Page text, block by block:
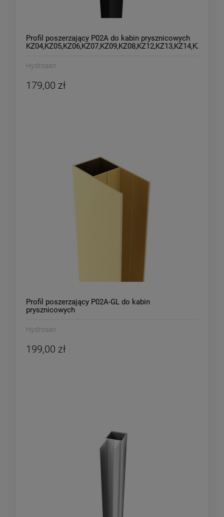
Profil poszerzający P02A do kabin prysznicowych
Hydrosan
179,00 zł
Profil poszerzający P02A-GL do kabin
prysznicowych
złoty
Hydrosan
199,00 zł